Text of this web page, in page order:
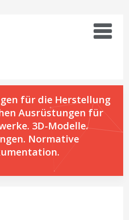
für die Herstellung
Ausrüstungen für
3D-Modelle.
Normative